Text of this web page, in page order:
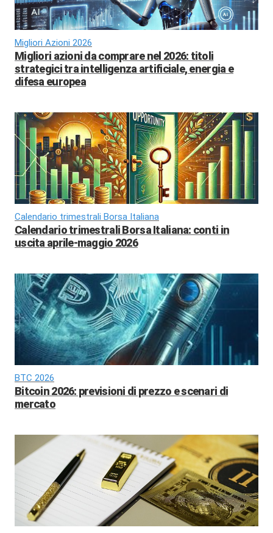
Migliori Azioni 2026
Migliori azioni da comprare nel 2026: titoli
strategici tra intelligenza artificiale, energia e
difesa europea
Calendario trimestrali Borsa Italiana
Calendario trimestrali Borsa Italiana: conti in
uscita aprile-maggio 2026
BTC 2026
Bitcoin 2026: previsioni di prezzo e scenari di
mercato